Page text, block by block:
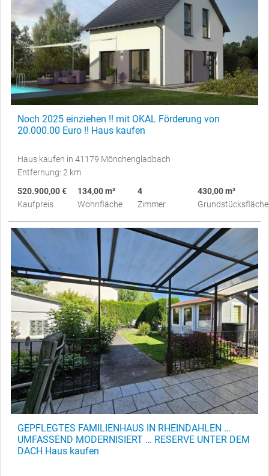
Noch 2025 einziehen !! mit OKAL Förderung von
20.000.00 Euro !! Haus kaufen
Haus kaufen in 41179 Mönchengladbach
Entfernung: 2 km
520.900,00 €
Kaufpreis
134,00 m²
Wohnfläche
4
Zimmer
430,00 m²
Grundstücksfläche
GEPFLEGTES FAMILIENHAUS IN RHEINDAHLEN …
UMFASSEND MODERNISIERT … RESERVE UNTER DEM
DACH Haus kaufen